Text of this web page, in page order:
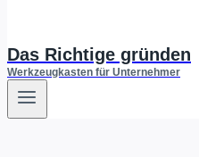
Das Richtige gründen
Werkzeugkasten für Unternehmer